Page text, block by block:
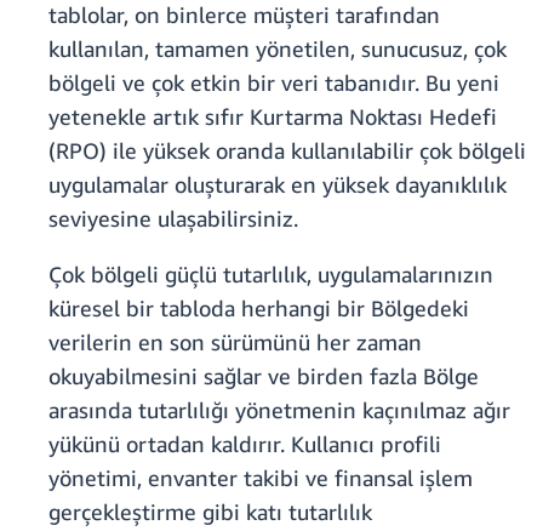
tablolar, on binlerce müşteri tarafından
kullanılan, tamamen yönetilen, sunucusuz, çok
bölgeli ve çok etkin bir veri tabanıdır. Bu yeni
yetenekle artık sıfır Kurtarma Noktası Hedefi
(RPO) ile yüksek oranda kullanılabilir çok bölgeli
uygulamalar oluşturarak en yüksek dayanıklılık
seviyesine ulaşabilirsiniz.
Çok bölgeli güçlü tutarlılık, uygulamalarınızın
küresel bir tabloda herhangi bir Bölgedeki
verilerin en son sürümünü her zaman
okuyabilmesini sağlar ve birden fazla Bölge
arasında tutarlılığı yönetmenin kaçınılmaz ağır
yükünü ortadan kaldırır. Kullanıcı profili
yönetimi, envanter takibi ve finansal işlem
gerçekleştirme gibi katı tutarlılık